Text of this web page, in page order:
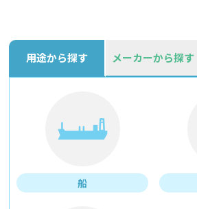
用途から探す メーカーから探す
船